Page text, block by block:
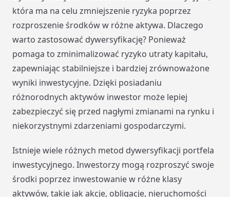
która ma na celu zmniejszenie ryzyka poprzez
rozproszenie środków w różne aktywa. Dlaczego
warto zastosować dywersyfikację? Ponieważ
pomaga to zminimalizować ryzyko utraty kapitału,
zapewniając stabilniejsze i bardziej zrównoważone
wyniki inwestycyjne. Dzięki posiadaniu
różnorodnych aktywów inwestor może lepiej
zabezpieczyć się przed nagłymi zmianami na rynku i
niekorzystnymi zdarzeniami gospodarczymi.
Istnieje wiele różnych metod dywersyfikacji portfela
inwestycyjnego. Inwestorzy mogą rozproszyć swoje
środki poprzez inwestowanie w różne klasy
aktywów, takie jak akcje, obligacje, nieruchomości